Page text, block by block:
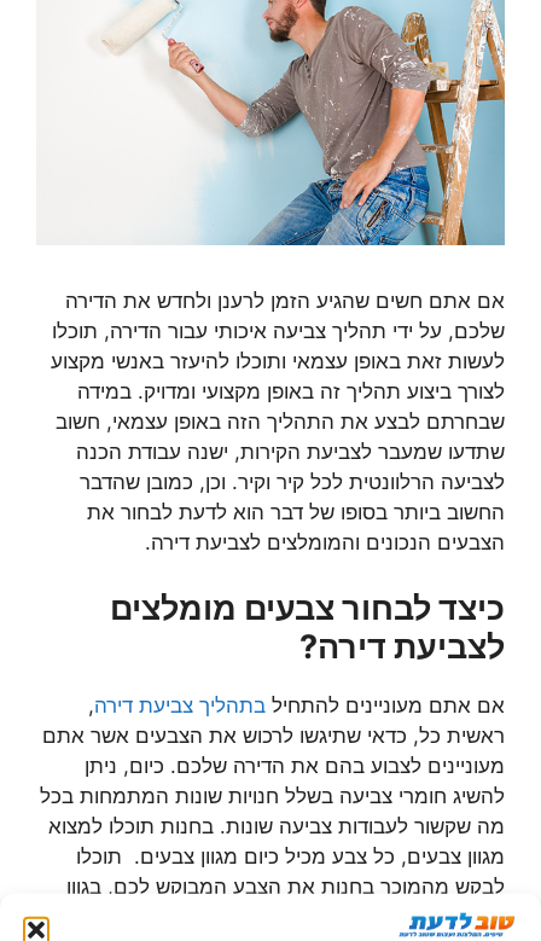
אם אתם חשים שהגיע הזמן לרענן ולחדש את הדירה
שלכם, על ידי תהליך צביעה איכותי עבור הדירה, תוכלו
לעשות זאת באופן עצמאי ותוכלו להיעזר באנשי מקצוע
לצורך ביצוע תהליך זה באופן מקצועי ומדויק. במידה
שבחרתם לבצע את התהליך הזה באופן עצמאי, חשוב
שתדעו שמעבר לצביעת הקירות, ישנה עבודת הכנה
לצביעה הרלוונטית לכל קיר וקיר. וכן, כמובן שהדבר
החשוב ביותר בסופו של דבר הוא לדעת לבחור את
הצבעים הנכונים והמומלצים לצביעת דירה.
כיצד לבחור צבעים מומלצים
לצביעת דירה?
אם אתם מעוניינים להתחיל בתהליך צביעת דירה,
ראשית כל, כדאי שתיגשו לרכוש את הצבעים אשר אתם
מעוניינים לצבוע בהם את הדירה שלכם. כיום, ניתן
להשיג חומרי צביעה בשלל חנויות שונות המתמחות בכל
מה שקשור לעבודות צביעה שונות. בחנות תוכלו למצוא
מגוון צבעים, כל צבע מכיל כיום מגוון צבעים. תוכלו
לבקש מהמוכר בחנות את הצבע המבוקש לכם, בגוון
הכי מדויק. מלבד זאת, יש צורך לרכוש צבעים מומלצים,